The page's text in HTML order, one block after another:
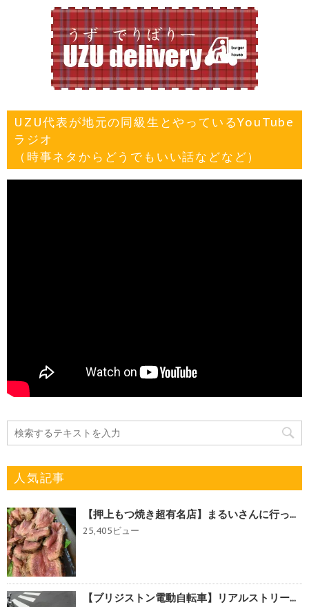
UZU代表が地元の同級生とやっているYouTube
ラジオ
（時事ネタからどうでもいい話などなど）
人気記事
【押上もつ焼き超有名店】まるいさんに行っ...
25,405ビュー
【ブリジストン電動自転車】リアルストリー...